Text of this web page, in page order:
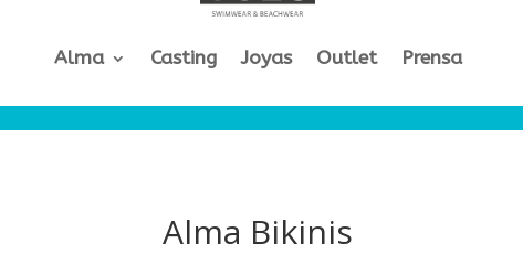
Alma Casting Joyas Outlet Prensa
Alma Bikinis